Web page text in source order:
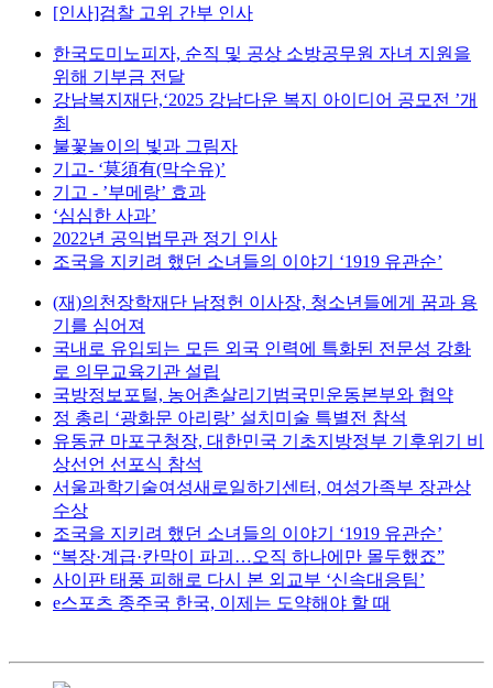
[인사]검찰 고위 간부 인사
한국도미노피자, 순직 및 공상 소방공무원 자녀 지원을
위해 기부금 전달
강남복지재단,‘2025 강남다운 복지 아이디어 공모전 ’개
최
불꽃놀이의 빛과 그림자
기고- ‘莫須有(막수유)’
기고 - ’부메랑’ 효과
‘심심한 사과’
2022년 공익법무관 정기 인사
조국을 지키려 했던 소녀들의 이야기 ‘1919 유관순’
(재)의천장학재단 남정헌 이사장, 청소년들에게 꿈과 용
기를 심어져
국내로 유입되는 모든 외국 인력에 특화된 전문성 강화
로 의무교육기관 설립
국방정보포털, 농어촌살리기범국민운동본부와 협약
정 총리 ‘광화문 아리랑’ 설치미술 특별전 참석
유동균 마포구청장, 대한민국 기초지방정부 기후위기 비
상선언 선포식 참석
서울과학기술여성새로일하기센터, 여성가족부 장관상
수상
조국을 지키려 했던 소녀들의 이야기 ‘1919 유관순’
“복장·계급·칸막이 파괴…오직 하나에만 몰두했죠”
사이판 태풍 피해로 다시 본 외교부 ‘신속대응팀’
e스포츠 종주국 한국, 이제는 도약해야 할 때